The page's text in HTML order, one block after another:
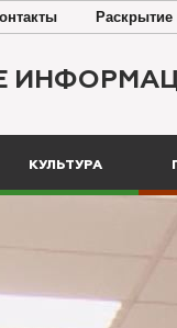
КУЛЬТУРА